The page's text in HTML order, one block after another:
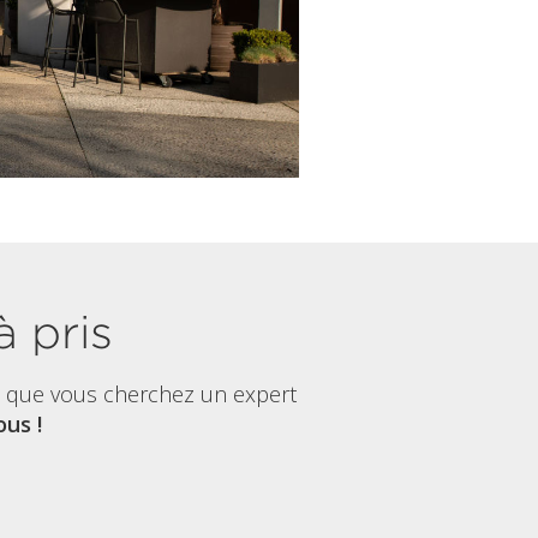
pris
vous cherchez un expert
!